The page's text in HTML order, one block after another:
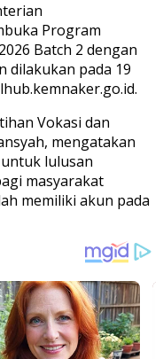
Program
Batch 2 dengan
dilakukan pada 19
Vokasi dan
mengatakan
lulusan
masyarakat
memiliki akun pada